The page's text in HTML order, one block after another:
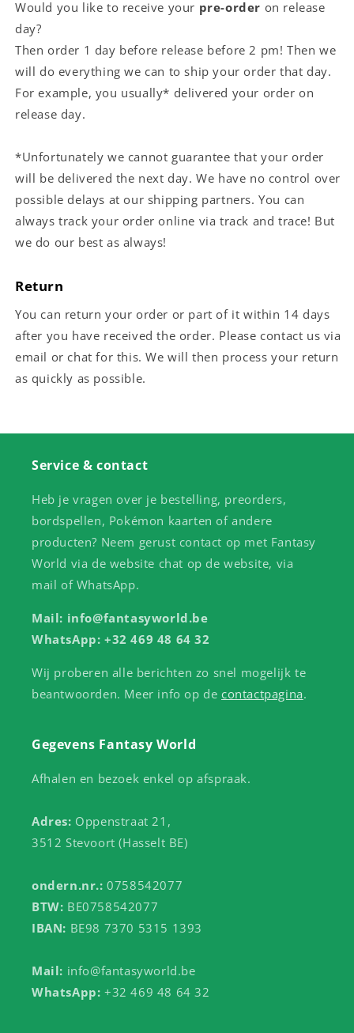
Would you like to receive your pre-order on release
day?
Then order 1 day before release before 2 pm! Then we
will do everything we can to ship your order that day.
For example, you usually* delivered your order on
release day.
*Unfortunately we cannot guarantee that your order
will be delivered the next day. We have no control over
possible delays at our shipping partners. You can
always track your order online via track and trace! But
we do our best as always!
Return
You can return your order or part of it within 14 days
after you have received the order. Please contact us via
email or chat for this. We will then process your return
as quickly as possible.
Service & contact
Heb je vragen over je bestelling, preorders,
bordspellen, Pokémon kaarten of andere
producten? Neem gerust contact op met Fantasy
World via de website chat op de website, via
mail of WhatsApp.
Mail: info@fantasyworld.be
WhatsApp: +32 469 48 64 32
Wij proberen alle berichten zo snel mogelijk te
beantwoorden. Meer info op decontactpagina.
Gegevens Fantasy World
Afhalen en bezoek enkel op afspraak.
Adres: Oppenstraat 21,
3512 Stevoort (Hasselt BE)
ondern.nr.: 0758542077
BTW: BE0758542077
IBAN: BE98 7370 5315 1393
Mail: info@fantasyworld.be
WhatsApp: +32 469 48 64 32